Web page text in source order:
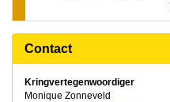
Contact
Kringvertegenwoordiger
Monique Zonneveld